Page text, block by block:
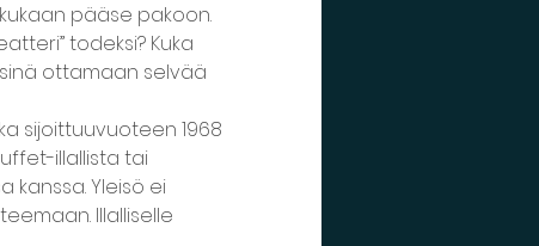
pääse pakoon.
todeksi? Kuka
ottamaan selvää
sijoittuuvuoteen 1968
illallista tai
Yleisö ei
Illalliselle